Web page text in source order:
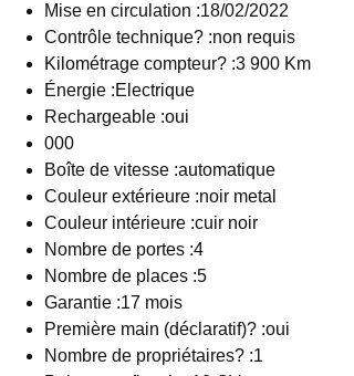
Mise en circulation :18/02/2022
Contrôle technique? :non requis
Kilométrage compteur? :3 900 Km
Énergie :Electrique
Rechargeable :oui
000
Boîte de vitesse :automatique
Couleur extérieure :noir metal
Couleur intérieure :cuir noir
Nombre de portes :4
Nombre de places :5
Garantie :17 mois
Première main (déclaratif)? :oui
Nombre de propriétaires? :1